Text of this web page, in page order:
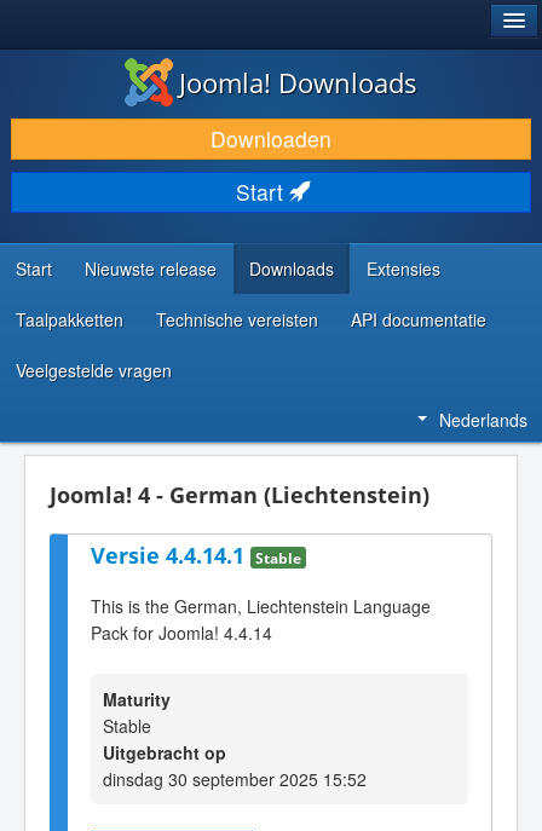
DOWNLOAD & BREID UIT
ONTDEK & LEER
COMMUNITY & ONDERSTEUNING
ONTWIKKELAARSBRONNEN
Joomla! Downloads
Downloaden
Start
Start Nieuwste release Downloads Extensies
Taalpakketten Technische vereisten API documentatie
Veelgestelde vragen
Nederlands
Joomla! 4 - German (Liechtenstein)
Versie 4.4.14.1 Stable
This is the German, Liechtenstein Language
Pack for Joomla! 4.4.14
Maturity
Stable
Uitgebracht op
dinsdag 30 september 2025 15:52